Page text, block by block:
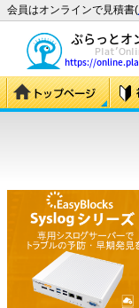
会員はオンラインで見積書(